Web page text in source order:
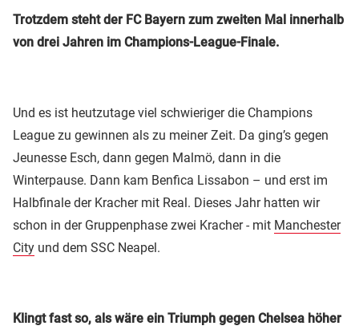
Trotzdem steht der FC Bayern zum zweiten Mal innerhalb
von drei Jahren im Champions-League-Finale.
Und es ist heutzutage viel schwieriger die Champions
League zu gewinnen als zu meiner Zeit. Da ging’s gegen
Jeunesse Esch, dann gegen Malmö, dann in die
Winterpause. Dann kam Benfica Lissabon – und erst im
Halbfinale der Kracher mit Real. Dieses Jahr hatten wir
schon in der Gruppenphase zwei Kracher - mit Manchester
City und dem SSC Neapel.
Klingt fast so, als wäre ein Triumph gegen Chelsea höher